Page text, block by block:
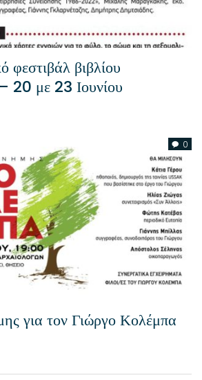
φεστιβάλ βιβλίου
20 με 23 Ιουνίου
0
για τον Γιώργο Κολέμπα